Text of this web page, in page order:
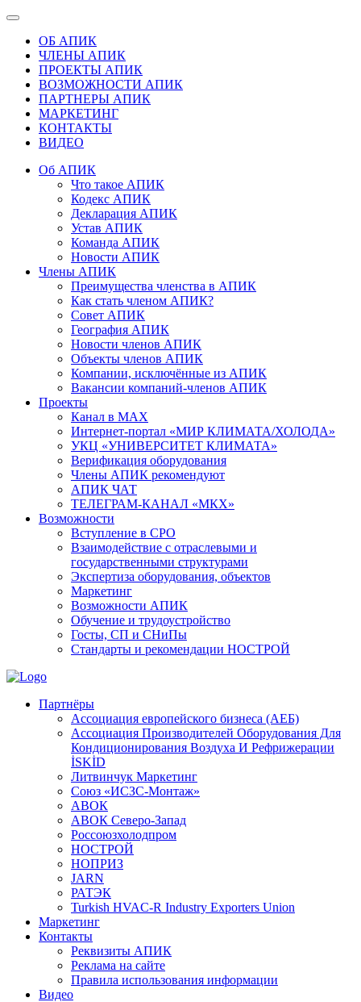
ОБ АПИК
ЧЛЕНЫ АПИК
ПРОЕКТЫ АПИК
ВОЗМОЖНОСТИ АПИК
ПАРТНЕРЫ АПИК
МАРКЕТИНГ
КОНТАКТЫ
ВИДЕО
Об АПИК
Что такое АПИК
Кодекс АПИК
Декларация АПИК
Устав АПИК
Команда АПИК
Новости АПИК
Члены АПИК
Преимущества членства в АПИК
Как стать членом АПИК?
Совет АПИК
География АПИК
Новости членов АПИК
Объекты членов АПИК
Компании, исключённые из АПИК
Вакансии компаний-членов АПИК
Проекты
Канал в MAX
Интернет-портал «МИР КЛИМАТА/ХОЛОДА»
УКЦ «УНИВЕРСИТЕТ КЛИМАТА»
Верификация оборудования
Члены АПИК рекомендуют
АПИК ЧАТ
ТЕЛЕГРАМ-КАНАЛ «МКХ»
Возможности
Вступление в СРО
Взаимодействие с отраслевыми и
государственными структурами
Экспертиза оборудования, объектов
Маркетинг
Возможности АПИК
Обучение и трудоустройство
Госты, СП и СНиПы
Стандарты и рекомендации НОСТРОЙ
Партнёры
Ассоциация европейского бизнеса (АЕБ)
Aссоциация Производителей Оборудования Для
Кондиционирования Воздуха И Рефрижерации
İSKİD
Литвинчук Маркетинг
Союз «ИСЗС-Монтаж»
АВОК
АВОК Северо-Запад
Россоюзхолодпром
НОСТРОЙ
НОПРИЗ
JARN
РАТЭК
Turkish HVAC-R Industry Exporters Union
Маркетинг
Контакты
Реквизиты АПИК
Реклама на сайте
Правила использования информации
Видео